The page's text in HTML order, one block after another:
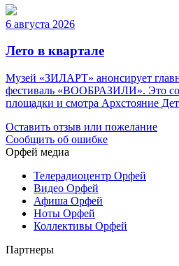
6 августа 2026
Лето в квартале
Музей «ЗИЛАРТ» анонсирует
фестиваль «ВООБРАЗИЛИ». Это
площадки и смотра Архстояние
Оставить отзыв или пожелание
Сообщить об ошибке
Орфей медиа
Телерадиоцентр Орфей
Видео Орфей
Афиша Орфей
Ноты Орфей
Коллективы Орфей
Партнеры